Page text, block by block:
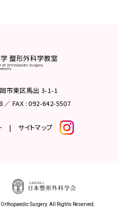
市東区馬出 3-1-1
／ FAX : 092-642-5507
| サイトマップ
Surgery. All Rights Reserved.